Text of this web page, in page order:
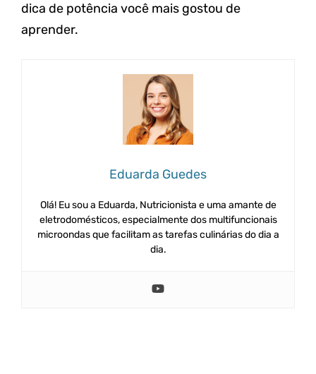
dica de potência você mais gostou de
aprender.
Eduarda Guedes
Olá! Eu sou a Eduarda, Nutricionista e uma amante de
eletrodomésticos, especialmente dos multifuncionais
microondas que facilitam as tarefas culinárias do dia a
dia.